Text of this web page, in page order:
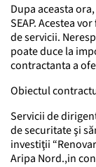
Dupa aceasta
SEAP. Acestea
de servicii.
poate duce la
contractanta a
Obiectul
Servicii de
de securitate şi
investiţii
Aripa Nord.,in